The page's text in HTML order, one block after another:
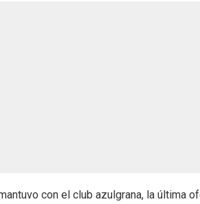
con el club azulgrana, la última